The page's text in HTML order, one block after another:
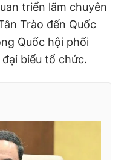
triển lãm chuyên
Trào đến Quốc
Quốc hội phối
biểu tổ chức.